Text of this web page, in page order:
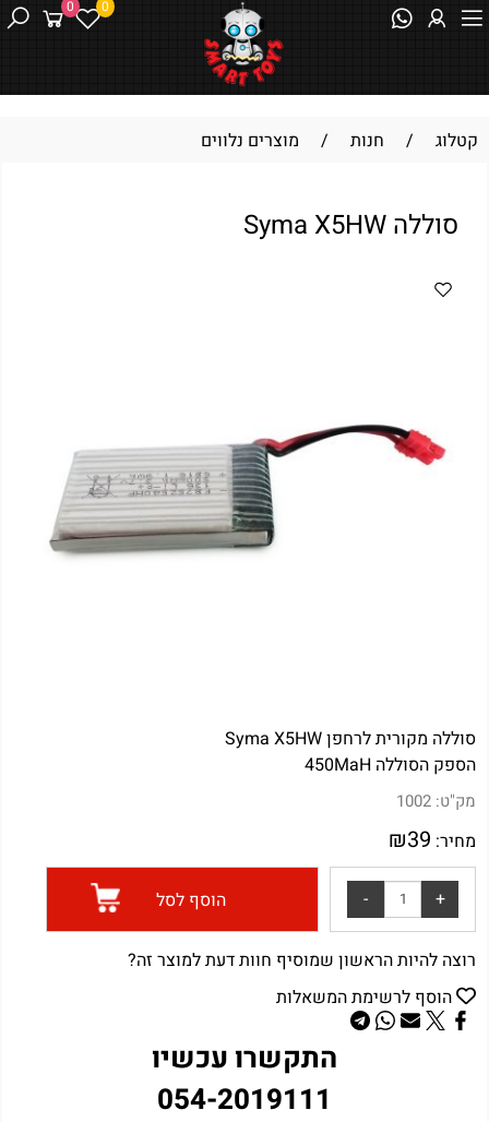
0 0
קטלוג / חנות / מוצרים נלווים
סוללה Syma X5HW
סוללה מקורית לרחפן Syma X5HW
הספק הסוללה 450MaH
מק"ט: 1002
מחיר: ₪39
הוסף לסל
רוצה להיות הראשון שמוסיף חוות דעת למוצר זה?
הוסף לרשימת המשאלות
התקשרו עכשיו
054-2019111